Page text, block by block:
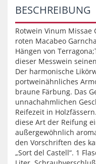
BESCHREIBUNG
Rotwein Vinum Missae
roten Macabeo
Hängen von
dieser Messwein
Der harmonische
portweinähnliches
braune Färbung. Das
unnachahmlichen
Reifezeit in
diese Art der Reifung
außergewöhnlich
den Vorschriften des
„Sort del Castell“. 1